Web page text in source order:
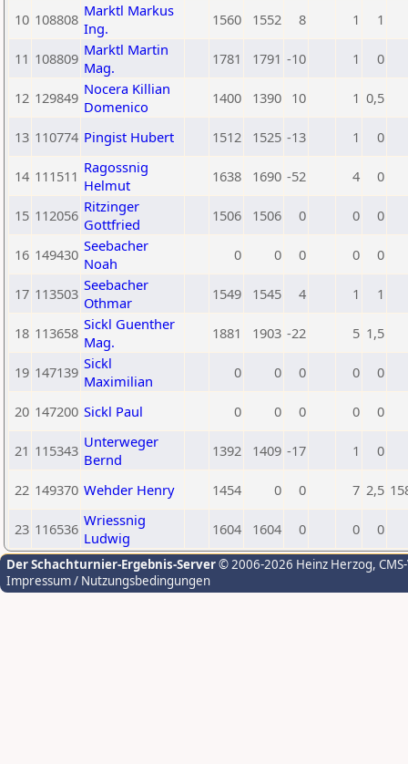
10 108808 Marktl Markus
Ing.
1560 1552 8 1 1
11 108809 Marktl Martin
Mag.
1781 1791 -10 1 0
12 129849 Nocera Killian
Domenico
1400 1390 10 1 0,5
13 110774 Pingist Hubert 1512 1525 -13 1 0
14 111511 Ragossnig
Helmut
1638 1690 -52 4 0
15 112056 Ritzinger
Gottfried
1506 1506 0 0 0
16 149430 Seebacher
Noah
0 0 0 0 0
17 113503 Seebacher
Othmar
1549 1545 4 1 1
18 113658 Sickl Guenther
Mag.
1881 1903 -22 5 1,5
19 147139 Sickl
Maximilian
0 0 0 0 0
20 147200 Sickl Paul 0 0 0 0 0
21 115343 Unterweger
Bernd
1392 1409 -17 1 0
22 149370 Wehder Henry 1454 0 0 7 2,5
23 116536 Wriessnig
Ludwig
1604 1604 0 0 0
Der Schachturnier-Ergebnis-Server© 2006-2026 Heinz Herzog,
Impressum / Nutzungsbedingungen